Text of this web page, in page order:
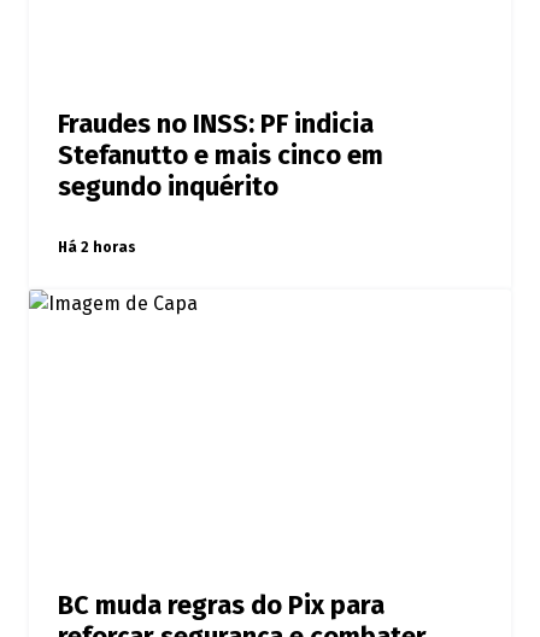
Fraudes no INSS: PF indicia
Stefanutto e mais cinco em
segundo inquérito
Há 2 horas
BC muda regras do Pix para